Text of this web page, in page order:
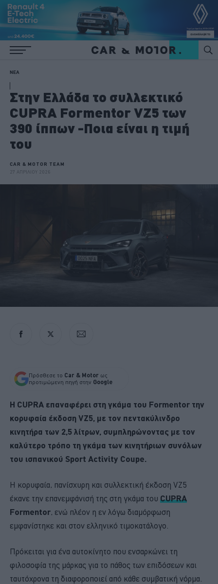
ΝΕΑ
Στην Ελλάδα το συλλεκτικό
CUPRA Formentor VZ5 των
390 ίππων -Ποια είναι η τιμή
του
CAR & MOTOR TEAM
27 ΑΠΡΙΛΙΟΥ 2026
Πρόσθεσε το Car & Motor ως
προτιμώμενη πηγή στην Google
Η CUPRA επαναφέρει στη γκάμα του Formentor την
κορυφαία έκδοση VZ5, με τον πεντακύλινδρο
κινητήρα των 2,5 λίτρων, συμπληρώνοντας με τον
καλύτερο τρόπο τη γκάμα των κινητήριων συνόλων
του ισπανικού Sport Activity Coupe.
Η κορυφαία, πανίσχυρη και συλλεκτική έκδοση VZ5
έκανε την επανεμφάνισή της στη γκάμα του CUPRA
Formentor, ενώ πλέον η εν λόγω διαμόρφωση
εμφανίστηκε και στον ελληνικό τιμοκατάλογο.
Πρόκειται για ένα αυτοκίνητο που ενσαρκώνει τη
φιλοσοφία της μάρκας για το πάθος των επιδόσεων και
ταυτόχρονα τη διαφοροποιεί από κάθε συμβατική νόρμα.